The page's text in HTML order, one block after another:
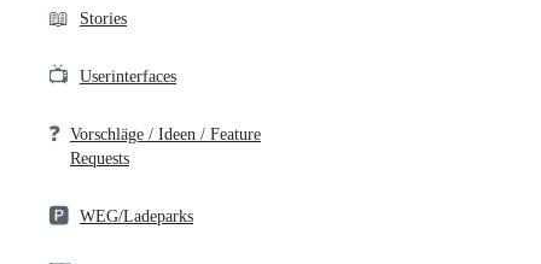
📖 Stories
📺 Userinterfaces
❓ Vorschläge / Ideen / Feature
Requests
🅿️ WEG/Ladeparks